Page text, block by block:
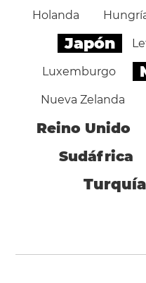
Holanda
Japón
Luxemburgo
Nueva Zelanda
Reino Unido
Sudáfrica
Turquía